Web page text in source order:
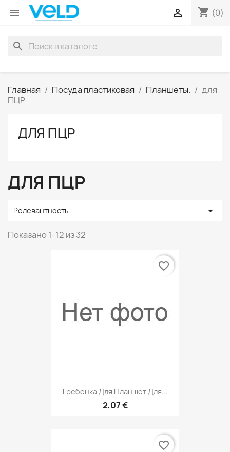
 shopping_cart (0)

search
Главная Посуда пластиковая Планшеты.
для
ПЦР
ДЛЯ ПЦР
ДЛЯ ПЦР
Релевантность 
Показано 1-12 из 32
Гребенка Для Планшет Для...
2,07 €
favorite_border
favorite_border